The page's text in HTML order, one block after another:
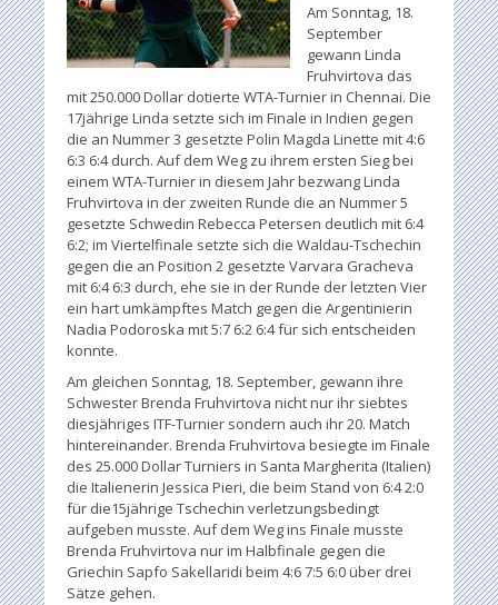
Am Sonntag, 18.
September
gewann Linda
Fruhvirtova das
mit 250.000 Dollar dotierte WTA-Turnier in Chennai. Die
17jährige Linda setzte sich im Finale in Indien gegen
die an Nummer 3 gesetzte Polin Magda Linette mit 4:6
6:3 6:4 durch. Auf dem Weg zu ihrem ersten Sieg bei
einem WTA-Turnier in diesem Jahr bezwang Linda
Fruhvirtova in der zweiten Runde die an Nummer 5
gesetzte Schwedin Rebecca Petersen deutlich mit 6:4
6:2; im Viertelfinale setzte sich die Waldau-Tschechin
gegen die an Position 2 gesetzte Varvara Gracheva
mit 6:4 6:3 durch, ehe sie in der Runde der letzten Vier
ein hart umkämpftes Match gegen die Argentinierin
Nadia Podoroska mit 5:7 6:2 6:4 für sich entscheiden
konnte.
Am gleichen Sonntag, 18. September, gewann ihre
Schwester Brenda Fruhvirtova nicht nur ihr siebtes
diesjähriges ITF-Turnier sondern auch ihr 20. Match
hintereinander. Brenda Fruhvirtova besiegte im Finale
des 25.000 Dollar Turniers in Santa Margherita (Italien)
die Italienerin Jessica Pieri, die beim Stand von 6:4 2:0
für die15jährige Tschechin verletzungsbedingt
aufgeben musste. Auf dem Weg ins Finale musste
Brenda Fruhvirtova nur im Halbfinale gegen die
Griechin Sapfo Sakellaridi beim 4:6 7:5 6:0 über drei
Sätze gehen.